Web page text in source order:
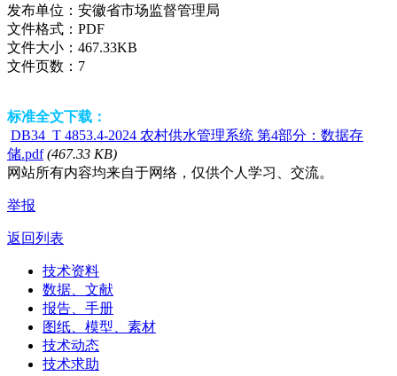
发布单位： 安徽省市场监督管理局
文件格式： PDF
文件大小： 467.33KB
文件页数： 7
标准全文下载：
DB34_T 4853.4-2024 农村供水管理系统 第4部分：数据存
储.pdf (467.33 KB)
网站所有内容均来自于网络，仅供个人学习、交流。
举报
返回列表
技术资料
数据、文献
报告、手册
图纸、模型、素材
技术动态
技术求助